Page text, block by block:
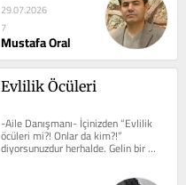
29.07.2026
7
Mustafa Oral
Evlilik Öcüleri
-Aile Danışmanı- İçinizden “Evlilik
öcüleri mi?! Onlar da kim?!”
diyorsunuzdur herhalde. Gelin bir
bakalım, hakikaten de korkutmak